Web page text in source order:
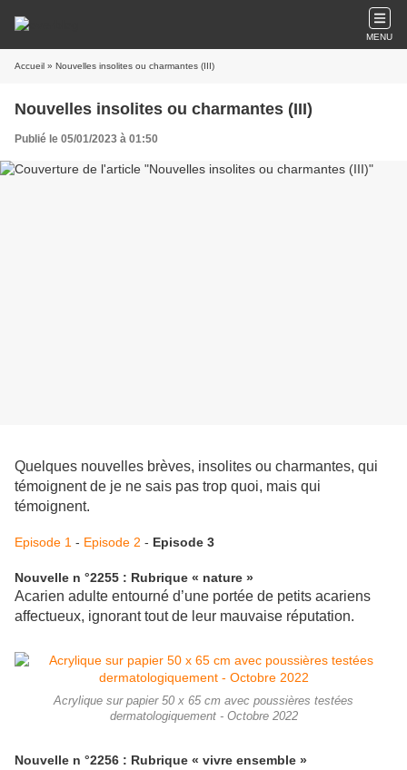
MENU
Accueil » Nouvelles insolites ou charmantes (III)
Nouvelles insolites ou charmantes (III)
Publié le 05/01/2023 à 01:50
Quelques nouvelles brèves, insolites ou charmantes, qui
témoignent de je ne sais pas trop quoi, mais qui
témoignent.
Episode 1 - Episode 2 - Episode 3
Nouvelle n °2255 : Rubrique « nature »
Acarien adulte entourné d’une portée de petits acariens
affectueux, ignorant tout de leur mauvaise réputation.
Acrylique sur papier 50 x 65 cm avec poussières testées
dermatologiquement - Octobre 2022
Nouvelle n °2256 : Rubrique « vivre ensemble »